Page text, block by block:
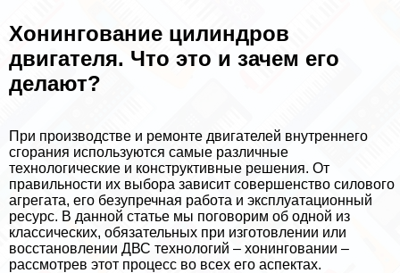
Хонингование цилиндров
двигателя. Что это и зачем его
делают?
При производстве и ремонте двигателей внутреннего
сгорания используются самые различные
технологические и конструктивные решения. От
правильности их выбора зависит совершенство силового
агрегата, его безупречная работа и эксплуатационный
ресурс. В данной статье мы поговорим об одной из
классических, обязательных при изготовлении или
восстановлении ДВС технологий – хонинговании –
рассмотрев этот процесс во всех его аспектах.